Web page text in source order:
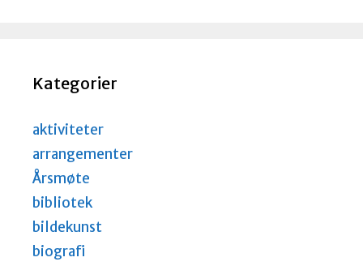
Kategorier
aktiviteter
arrangementer
Årsmøte
bibliotek
bildekunst
biografi